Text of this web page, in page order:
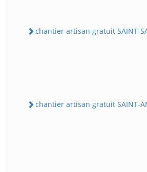
chantier artisan gratuit SAINT-
chantier artisan gratuit SAINT-